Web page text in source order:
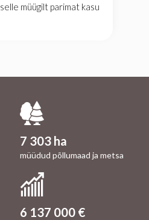
müügilt parimat kasu
7 303 ha
müüdud põllumaad ja metsa
6 137 000 €